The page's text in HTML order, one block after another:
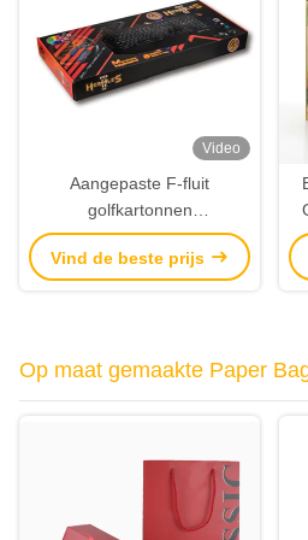
Video
Aangepaste F-fluit
golfkartonnen
toetsenbordverpakking
Mailerboxen Fabrikant
Vind de beste prijs
Op maat gemaakte Paper